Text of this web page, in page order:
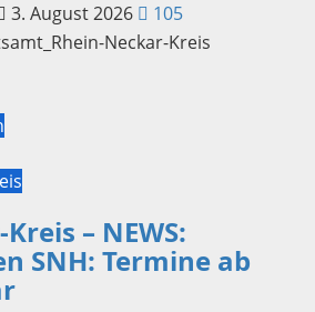
3. August 2026 105
– NEWS:
SNH: Termine ab